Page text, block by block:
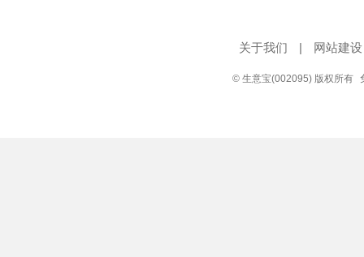
关于我们 | 网站建设
© 生意宝(002095) 版权所有